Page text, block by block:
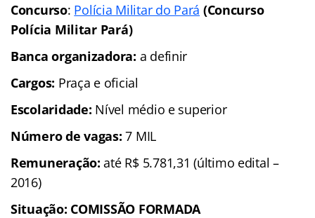
Concurso: Polícia Militar do Pará (Concurso
Polícia Militar Pará)
Banca organizadora: a definir
Cargos: Praça e oficial
Escolaridade: Nível médio e superior
Número de vagas:7 MIL
Remuneração: até R$ 5.781,31 (último edital –
2016)
Situação: COMISSÃO FORMADA